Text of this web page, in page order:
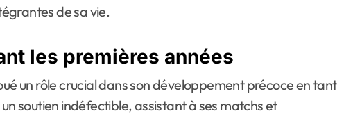
de sa vie.
les premières années
un rôle crucial dans son développement précoce en tant
soutien indéfectible, assistant à ses matchs et